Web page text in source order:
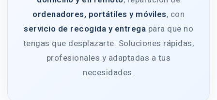
ordenadores, portátiles y móviles, con
servicio de recogida y entrega para que no
tengas que desplazarte. Soluciones rápidas,
profesionales y adaptadas a tus
necesidades.